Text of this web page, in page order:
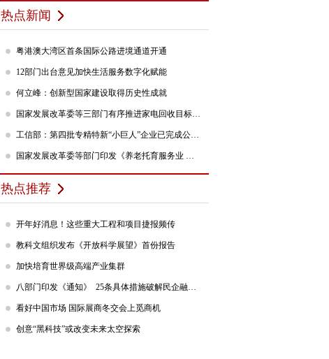
热点新闻
粤港澳大湾区首条国际公路进境通道开通
12部门出台意见加快生活服务数字化赋能
何立峰：创新型国家建设取得历史性成就
国家发展改革委等三部门有序推进家电回收目标责任制行动
工信部：第四批专精特新“小巨人”企业已完成公示，民营企业占84%
国家发展改革委等部门印发《养老托育服务业 纾困扶持若干政策措施》的通知
热点推荐
开年好消息！这些重大工程和项目捷报频传
教科文组织发布《开放科学展望》首份报告
加快培育世界级高端产业集群
八部门印发《通知》 25条具体措施破解民企融资难题
看好中国市场 国际展商冬交会上觅商机
创意“黑科技”或改变未来太空探索